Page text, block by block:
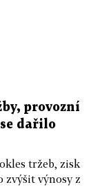
provozní
dařilo
tržeb, zisk
zvýšit výnosy z